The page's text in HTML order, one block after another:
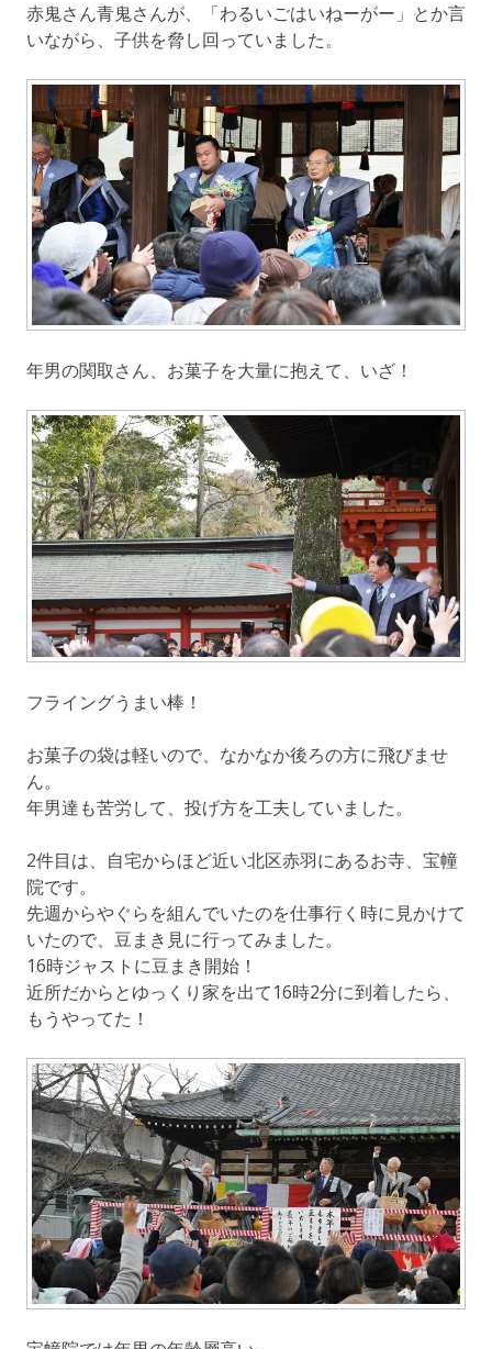
赤鬼さん青鬼さんが、「わるいごはいねーがー」とか言
いながら、子供を脅し回っていました。
年男の関取さん、お菓子を大量に抱えて、いざ！
フライングうまい棒！
お菓子の袋は軽いので、なかなか後ろの方に飛びませ
ん。
年男達も苦労して、投げ方を工夫していました。
2件目は、自宅からほど近い北区赤羽にあるお寺、宝幢
院です。
先週からやぐらを組んでいたのを仕事行く時に見かけて
いたので、豆まき見に行ってみました。
16時ジャストに豆まき開始！
近所だからとゆっくり家を出て16時2分に到着したら、
もうやってた！